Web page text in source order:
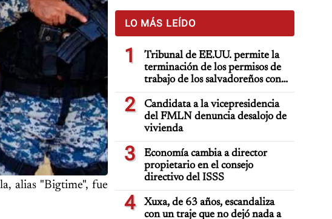
alias "Bigtime", fue
LO MÁS LEÍDO
1
Tribunal de EE.UU. permite la
terminación de los permisos de
trabajo de los salvadoreños con
TPS
2
Candidata a la vicepresidencia
del FMLN denuncia desalojo de
vivienda
3
Economía cambia a director
propietario en el consejo
directivo del ISSS
4
Xuxa, de 63 años, escandaliza
con un traje que no dejó nada a